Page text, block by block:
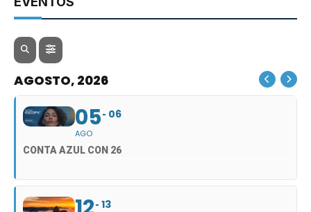
AGOSTO, 2026
05
AGO
06
CONTA AZUL CON 26
13